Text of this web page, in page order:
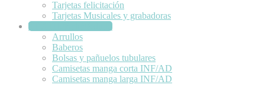
Tarjetas felicitación
Tarjetas Musicales y grabadoras
TEXTIL/Bebé/Adulto
Arrullos
Baberos
Bolsas y pañuelos tubulares
Camisetas manga corta INF/AD
Camisetas manga larga INF/AD